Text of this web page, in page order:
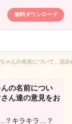
無料ダウンロード
ゃんの名前について、読
の名前につい
ん達の意見をお
？キラキラ…？